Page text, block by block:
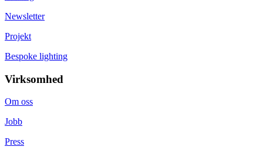
Newsletter
Projekt
Bespoke lighting
Virksomhed
Om oss
Jobb
Press